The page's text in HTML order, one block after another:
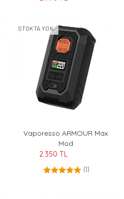
STOKTA YOK
Vaporesso ARMOUR Max
Mod
2.350 TL
(1)